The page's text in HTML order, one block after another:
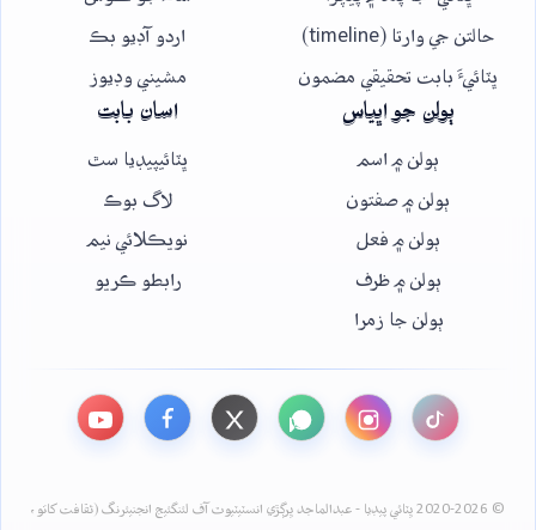
حالتن جي وارتا (timeline)
ڀٽائيءَ بابت تحقيقي مضمون
اردو آڊيو بڪ
مشيني وڊيوز
ٻولن جو اڀياس
ٻولن ۾ اسم
ٻولن ۾ صفتون
ٻولن ۾ فعل
ٻولن ۾ ظرف
ٻولن جا زمرا
اسان بابت
ڀٽائيپيڊيا سٿ
لاگ بوڪ
نويڪلائي نيم
رابطو ڪريو
© 2020-2026 ڀٽائي پيڊيا - عبدالماجد ڀرڳڙي انسٽيٽيوٽ آف لئنگئيج انجنيئرنگ (ثقافت کاتو،